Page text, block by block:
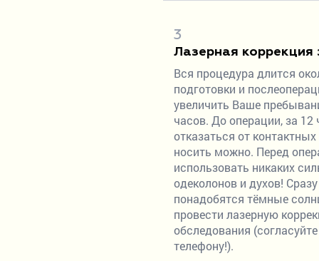
3
Лазерная коррекция
Вся процедура длится
подготовки и
увеличить Ваше
часов. До операции, за 12
отказаться от
носить можно. Перед
использовать никаких
одеколонов и духов!
понадобятся тёмные
провести лазерную
обследования
телефону!).